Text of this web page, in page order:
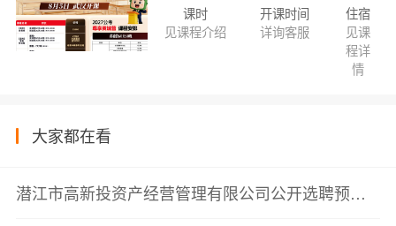
课时
见课程介绍
开课时间
详询客服
住宿
见课
程详
情
大家都在看
潜江市高新投资产经营管理有限公司公开选聘预公告